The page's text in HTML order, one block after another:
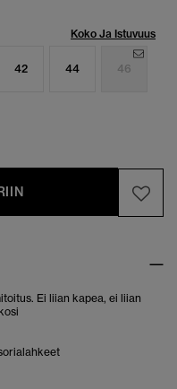
Koko Ja Istuvuus
42 44 46
Ei liian kapea, ei liian